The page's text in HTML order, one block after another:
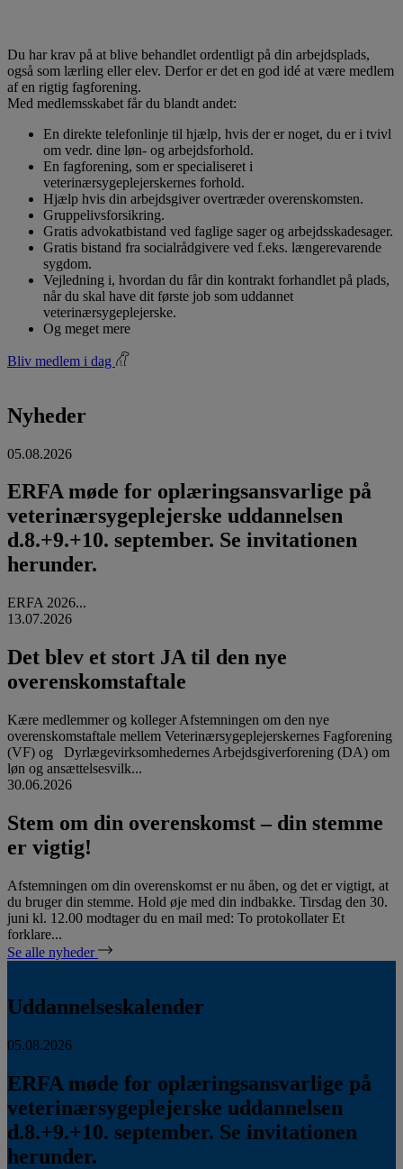
Du har krav på at blive behandlet ordentligt på din arbejdsplads,
også som lærling eller elev. Derfor er det en god idé at være medlem
af en rigtig fagforening.
Med medlemsskabet får du blandt andet:
En direkte telefonlinje til hjælp, hvis der er noget, du er i tvivl
om vedr. dine løn- og arbejdsforhold.
En fagforening, som er specialiseret i
veterinærsygeplejerskernes forhold.
Hjælp hvis din arbejdsgiver overtræder overenskomsten.
Gruppelivsforsikring.
Gratis advokatbistand ved faglige sager og arbejdsskadesager.
Gratis bistand fra socialrådgivere ved f.eks. længerevarende
sygdom.
Vejledning i, hvordan du får din kontrakt forhandlet på plads,
når du skal have dit første job som uddannet
veterinærsygeplejerske.
Og meget mere
Bliv medlem i dag
Nyheder
05.08.2026
ERFA møde for oplæringsansvarlige på
veterinærsygeplejerske uddannelsen
d.8.+9.+10. september. Se invitationen
herunder.
ERFA 2026...
13.07.2026
Det blev et stort JA til den nye
overenskomstaftale
Kære medlemmer og kolleger Afstemningen om den nye
overenskomstaftale mellem Veterinærsygeplejerskernes Fagforening
(VF) og Dyrlægevirksomhedernes Arbejdsgiverforening (DA) om
løn og ansættelsesvilk...
30.06.2026
Stem om din overenskomst – din stemme
er vigtig!
Afstemningen om din overenskomst er nu åben, og det er vigtigt, at
du bruger din stemme. Hold øje med din indbakke. Tirsdag den 30.
juni kl. 12.00 modtager du en mail med: To protokollater Et
forklare...
Se alle nyheder
Uddannelseskalender
05.08.2026
ERFA møde for oplæringsansvarlige på
veterinærsygeplejerske uddannelsen
d.8.+9.+10. september. Se invitationen
herunder.